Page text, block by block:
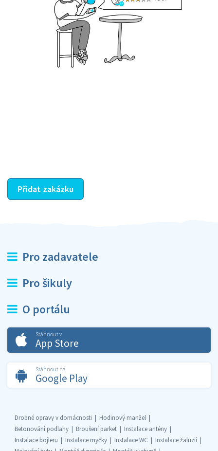
Přidat zakázku
Pro zadavatele
Pro šikuly
O portálu
Stáhnout v
App Store
Stáhnout na
Google Play
Drobné opravy v domácnosti
Hodinový manžel
Betonování podlahy
Broušení parket
Instalace antény
Instalace bojleru
Instalace myčky Instalace WC
Instalace žaluzií